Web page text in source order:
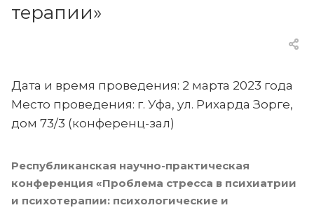
терапии»
Дата и время проведения: 2 марта 2023 года
Место проведения: г. Уфа, ул. Рихарда Зорге,
дом 73/3 (конференц-зал)
Республиканская научно-практическая
конференция «Проблема стресса в психиатрии
и психотерапии: психологические и